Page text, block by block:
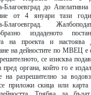
Благоевград до
от 4 януари тази
Благоевград.
издаденото
на проекта и
на дейностите по МВЕЦ е
се изисква
пред органа, който го е
на разрешително за
приложи скица или